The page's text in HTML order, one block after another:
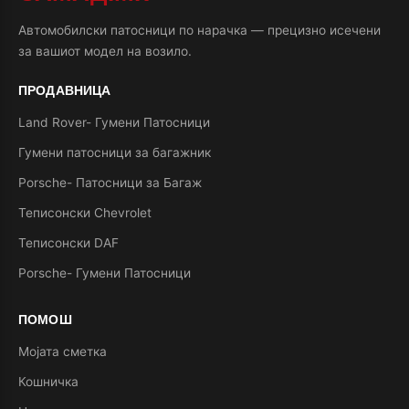
Автомобилски патосници по нарачка — прецизно исечени
за вашиот модел на возило.
ПРОДАВНИЦА
Land Rover- Гумени Патосници
Гумени патосници за багажник
Porsche- Патосници за Багаж
Теписонски Chevrolet
Теписонски DAF
Porsche- Гумени Патосници
ПОМОШ
Мојата сметка
Кошничка